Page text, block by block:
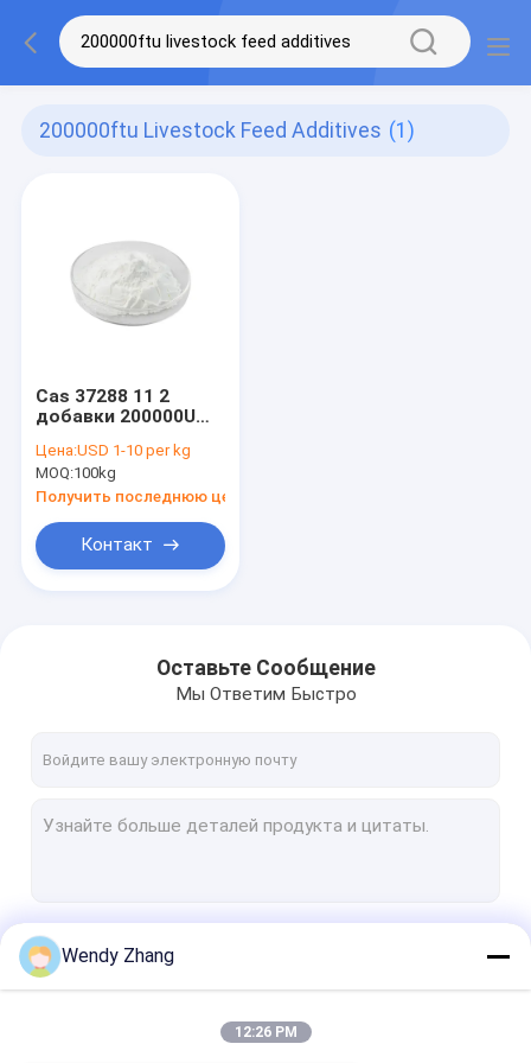
200000ftu Livestock Feed Additives (1)
Cas 37288 11 2
добавки 200000U
энзима фитазы
Цена:USD 1-10 per kg
MOQ:100kg
Получить последнюю цену
Контакт
Оставьте Сообщение
Мы Ответим Быстро
Wendy Zhang
12:26 PM